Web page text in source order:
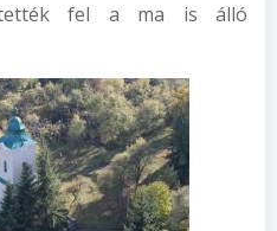
fel a ma is álló